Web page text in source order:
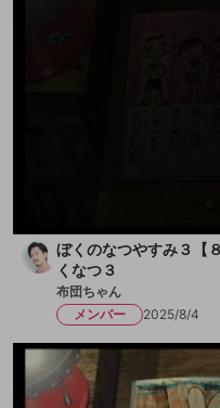
ぼくのなつやすみ３【
くなつ３
布団ちゃん
メンバー
2025/8/4